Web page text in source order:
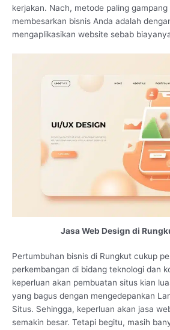
kerjakan. Nach, metode paling
membesarkan bisnis Anda adalah
mengaplikasikan website sebab
Jasa Web Design di
Pertumbuhan bisnis di Rungkut cukup
perkembangan di bidang teknologi dan
keperluan akan pembuatan situs kian
yang bagus dengan mengedepankan
Situs. Sehingga, keperluan akan jasa
semakin besar. Tetapi begitu, masih